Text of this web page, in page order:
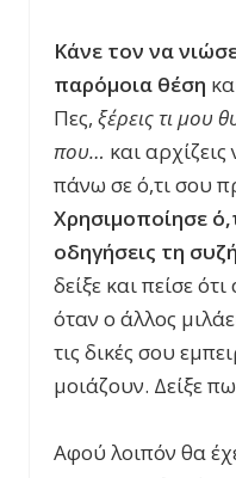
Κάνε τον να
παρόμοια θέση
Πες, ξέρεις τι μου
που… και αρχίζεις
πάνω σε ό,τι σου
Χρησιμοποίησε
οδηγήσεις τη
δείξε και πείσε
όταν ο άλλος
τις δικές σου
μοιάζουν. Δείξε
Αφού λοιπόν θα